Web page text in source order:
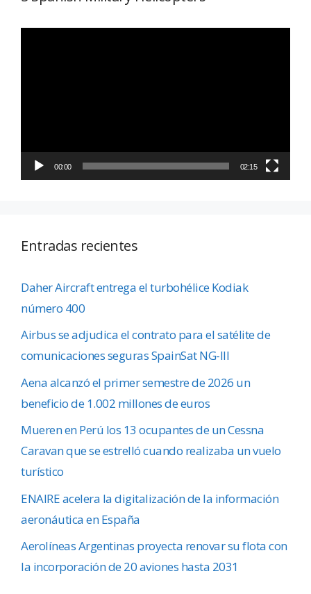
00:00 02:15
Entradas recientes
Daher Aircraft entrega el turbohélice Kodiak
número 400
Airbus se adjudica el contrato para el satélite de
comunicaciones seguras SpainSat NG-III
Aena alcanzó el primer semestre de 2026 un
beneficio de 1.002 millones de euros
Mueren en Perú los 13 ocupantes de un Cessna
Caravan que se estrelló cuando realizaba un vuelo
turístico
ENAIRE acelera la digitalización de la información
aeronáutica en España
Aerolíneas Argentinas proyecta renovar su flota con
la incorporación de 20 aviones hasta 2031